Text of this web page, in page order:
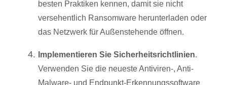
besten Praktiken kennen, damit sie nicht
versehentlich Ransomware herunterladen oder
das Netzwerk für Außenstehende öffnen.
Implementieren Sie Sicherheitsrichtlinien.
Verwenden Sie die neueste Antiviren-, Anti-
Malware- und Endpunkt-Erkennungssoftware